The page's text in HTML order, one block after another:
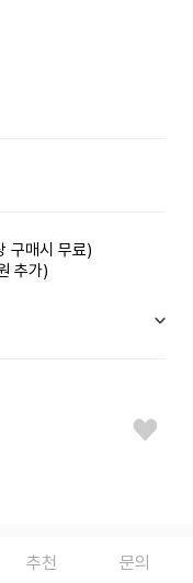
매시 무료)
추가)
추천 문의